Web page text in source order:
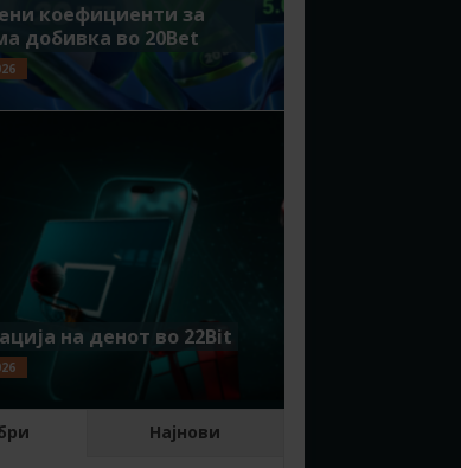
коефициенти за
добивка во 20Bet
на денот во 22Bit
Најнови